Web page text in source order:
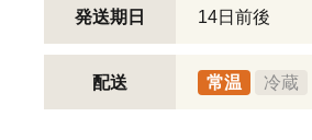
発送期日 14日前後
配送 常温 冷蔵